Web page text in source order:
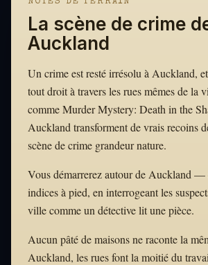
La scène de crime
Auckland
Un crime est resté irrésolu à Auckland,
tout droit à travers les rues mêmes de la
comme Murder Mystery: Death in the
Auckland transforment de vrais recoins
scène de crime grandeur nature.
Vous démarrerez autour de Auckland —
indices à pied, en interrogeant les
ville comme un détective lit une pièce.
Aucun pâté de maisons ne raconte la
Auckland, les rues font la moitié du